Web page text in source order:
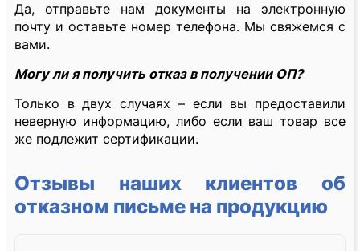
Да, отправьте нам документы на электронную
почту и оставьте номер телефона. Мы свяжемся с
вами.
Могу ли я получить отказ в получении ОП?
Только в двух случаях – если вы предоставили
неверную информацию, либо если ваш товар все
же подлежит сертификации.
Отзывы наших клиентов об
отказном письме на продукцию